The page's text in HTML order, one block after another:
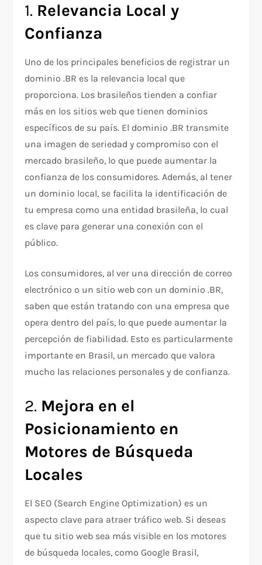
1. Relevancia Local y
Confianza
Uno de los principales beneficios de registrar un
dominio .BR es la relevancia local que
proporciona. Los brasileños tienden a confiar
más en los sitios web que tienen dominios
específicos de su país. El dominio .BR transmite
una imagen de seriedad y compromiso con el
mercado brasileño, lo que puede aumentar la
confianza de los consumidores. Además, al tener
un dominio local, se facilita la identificación de
tu empresa como una entidad brasileña, lo cual
es clave para generar una conexión con el
público.
Los consumidores, al ver una dirección de correo
electrónico o un sitio web con un dominio .BR,
saben que están tratando con una empresa que
opera dentro del país, lo que puede aumentar la
percepción de fiabilidad. Esto es particularmente
importante en Brasil, un mercado que valora
mucho las relaciones personales y de confianza.
2. Mejora en el
Posicionamiento en
Motores de Búsqueda
Locales
El SEO (Search Engine Optimization) es un
aspecto clave para atraer tráfico web. Si deseas
que tu sitio web sea más visible en los motores
de búsqueda locales, como Google Brasil,